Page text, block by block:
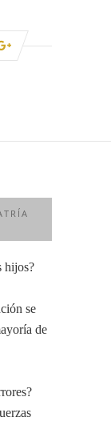
hijos?
se
de